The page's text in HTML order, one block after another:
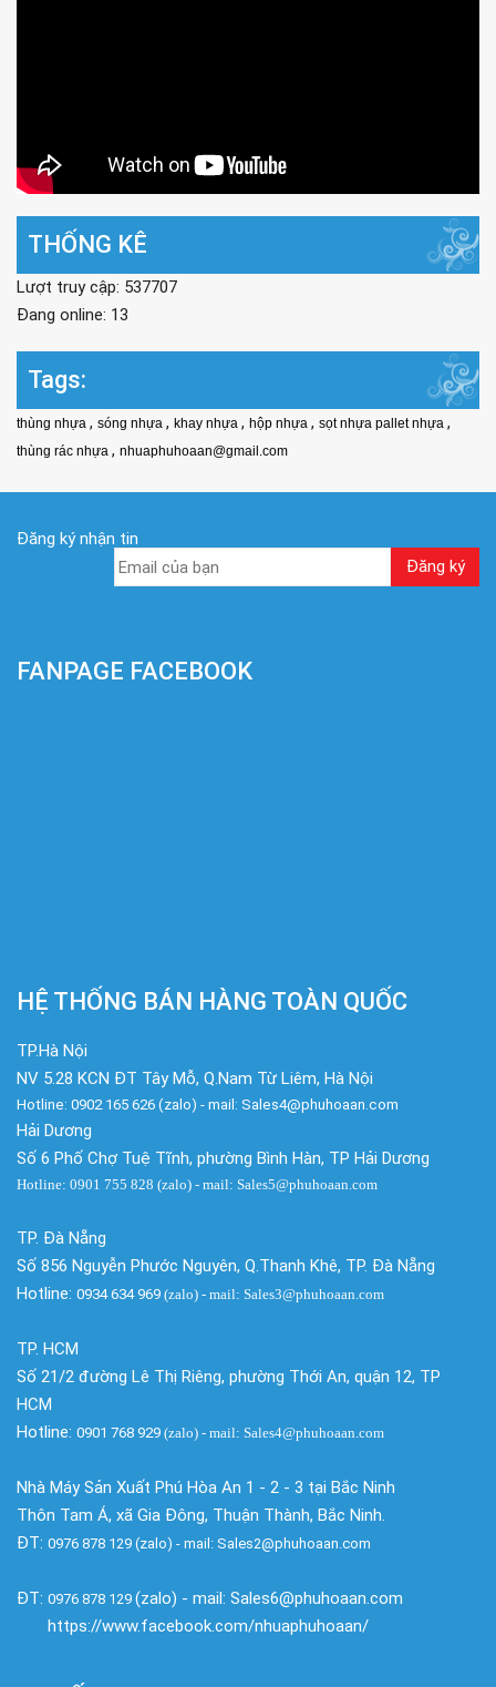
THỐNG KÊ
Lượt truy cập: 537707
Đang online: 13
Tags:
thùng nhựa , sóng nhựa , khay nhựa , hộp nhựa , sọt nhựa pallet nhựa ,
thùng rác nhựa , nhuaphuhoaan@gmail.com
Đăng ký nhận tin
FANPAGE FACEBOOK
HỆ THỐNG BÁN HÀNG TOÀN QUỐC
TP.Hà Nội
NV 5.28 KCN ĐT Tây Mỗ, Q.Nam Từ Liêm, Hà Nội
Hotline: 0902 165 626 (zalo) - mail: Sales4@phuhoaan.com
Hải Dương
Số 6 Phố Chợ Tuệ Tĩnh, phường Bình Hàn, TP Hải Dương
Hotline: 0901 755 828 (zalo) - mail: Sales5@phuhoaan.com
TP. Đà Nẵng
Số 856 Nguyễn Phước Nguyên, Q.Thanh Khê, TP. Đà Nẵng
Hotline: 0934 634 969 (zalo) - mail: Sales3@phuhoaan.com
TP. HCM
Số 21/2 đường Lê Thị Riêng, phường Thới An, quận 12, TP
HCM
Hotline: 0901 768 929 (zalo) - mail: Sales4@phuhoaan.com
Nhà Máy Sản Xuất Phú Hòa An 1 - 2 - 3 tại Bắc Ninh
Thôn Tam Á, xã Gia Đông, Thuận Thành, Bắc Ninh.
ĐT: 0976 878 129 (zalo) - mail: Sales2@phuhoaan.com
ĐT: 0976 878 129 (zalo) - mail: Sales6@phuhoaan.com
https://www.facebook.com/nhuaphuhoaan/